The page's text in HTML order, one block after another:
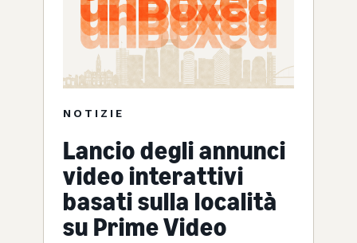
NOTIZIE
Lancio degli annunci
video interattivi
basati sulla località
su Prime Video